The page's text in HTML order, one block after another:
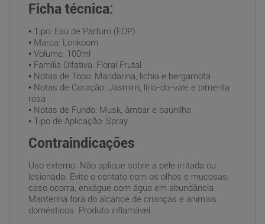
Ficha técnica:
• Tipo: Eau de Parfum (EDP)
• Marca: Lonkoom
• Volume: 100ml
• Família Olfativa: Floral Frutal
• Notas de Topo: Mandarina, lichia e bergamota
• Notas de Coração: Jasmim, lírio-do-vale e pimenta
rosa
• Notas de Fundo: Musk, âmbar e baunilha
• Tipo de Aplicação: Spray
Contraindicações
Uso externo. Não aplique sobre a pele irritada ou
lesionada. Evite o contato com os olhos e mucosas;
caso ocorra, enxágue com água em abundância.
Mantenha fora do alcance de crianças e animais
domésticos. Produto inflamável.